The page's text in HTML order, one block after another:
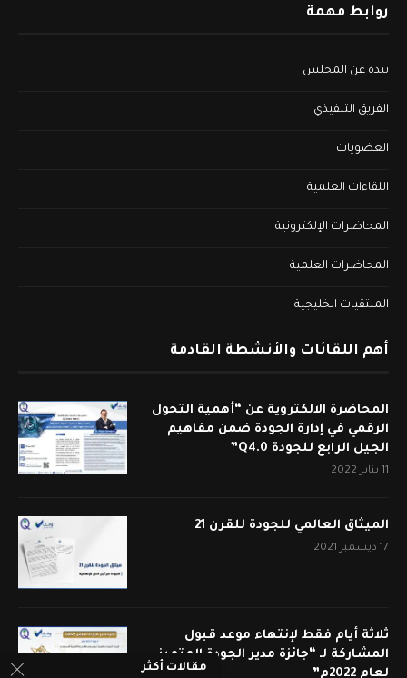
روابط مهمة
نبذة عن المجلس
الفريق التنفيذي
العضويات
اللقاءات العلمية
المحاضرات الإلكترونية
المحاضرات العلمية
الملتقيات الخليجية
أهم اللقائات والأنشطة القادمة
المحاضرة الالكتروية عن “أهمية التحول
الرقمي في إدارة الجودة ضمن مفاهيم
الجيل الرابع للجودة Q4.0”
11 يناير 2022
الميثاق العالمي للجودة للقرن 21
17 ديسمبر 2021
ثلاثة أيام فقط لإنتهاء موعد قبول
المشاركة لـ “جائزة مدير الجودة المتميز
لعام 2022م”
مقالات أكثر